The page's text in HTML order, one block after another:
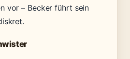
vor – Becker führt sein